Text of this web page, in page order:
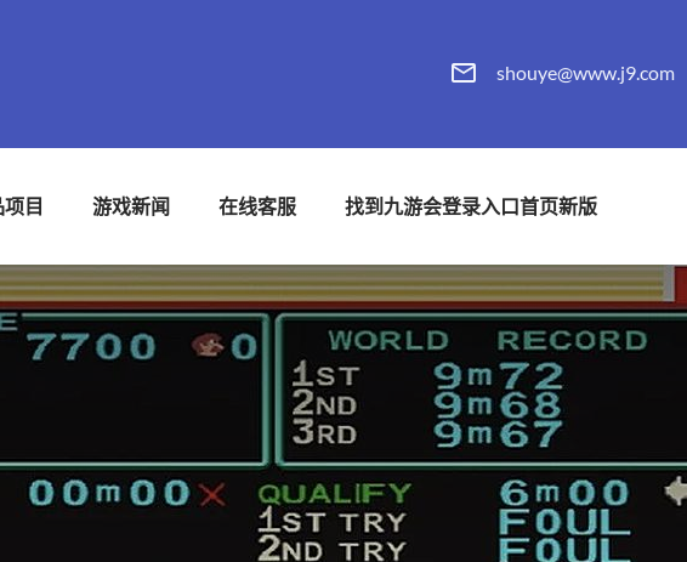
shouye@www.j9.com
目 游戏新闻 在线客服 找到九游会登录入口首页新版